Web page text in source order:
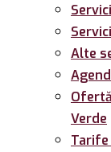
Alte
Verde
Tarife